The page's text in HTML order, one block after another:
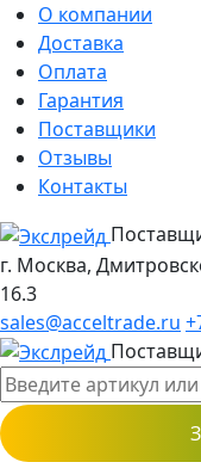
О компании
Доставка
Оплата
Гарантия
Поставщики
Отзывы
Контакты
г. Москва,
16.3
sales@acceltrade.ru